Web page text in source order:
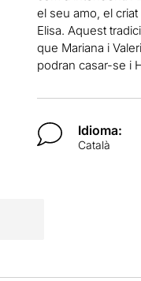
el seu amo, el criat
Elisa. Aquest
que Mariana i
podran casar-se i
Idioma:
Català